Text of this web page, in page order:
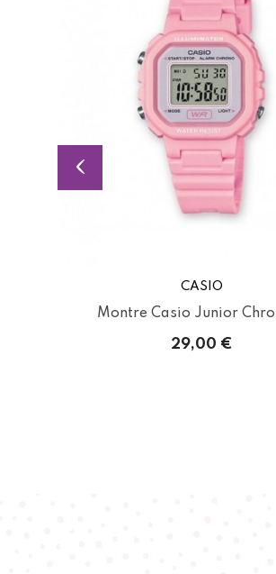
CASIO
Montre Casio Junior
29,00 €